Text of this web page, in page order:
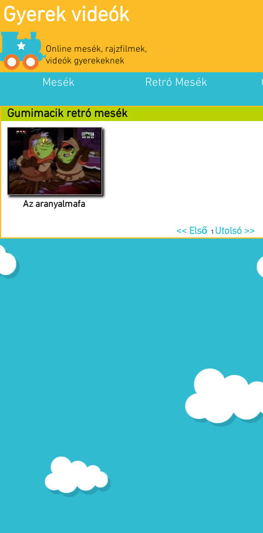
Gyerek videók
Online mesék, rajzfilmek,
videók gyerekeknek
Mesék Retró Mesék
Gumimacik retró mesék
Az aranyalmafa
<< Első 1 Utolsó >>